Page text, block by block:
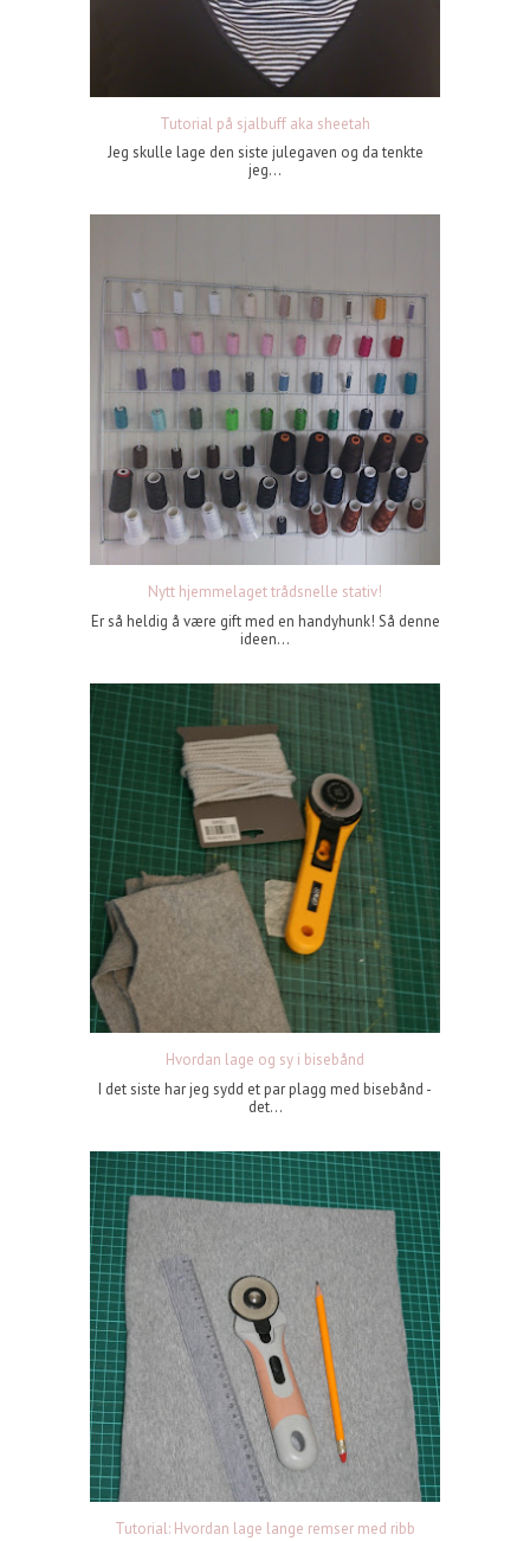
Tutorial på sjalbuff aka sheetah
Jeg skulle lage den siste julegaven og da tenkte
jeg...
Nytt hjemmelaget trådsnelle stativ!
Er så heldig å være gift med en handyhunk! Så denne
ideen...
Hvordan lage og sy i bisebånd
I det siste har jeg sydd et par plagg med bisebånd -
det...
Tutorial: Hvordan lage lange remser med ribb